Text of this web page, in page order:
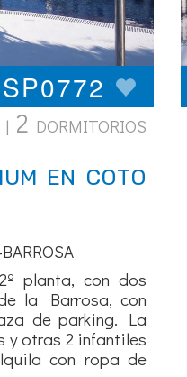
| 2 DORMITORIOS
EN COTO
planta, con dos
la Barrosa, con
de parking. La
y otras 2 infantiles
con ropa de